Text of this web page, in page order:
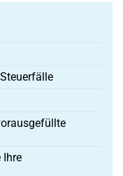
Ihre